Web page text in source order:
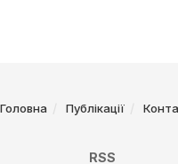
Головна Публікації
RSS